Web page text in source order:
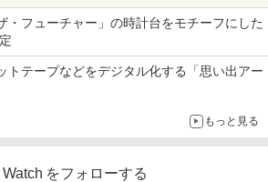
・フューチャー」の時計台をモチーフにした
トテープなどをデジタル化する「思い出アー
もっと見る
をフォローする